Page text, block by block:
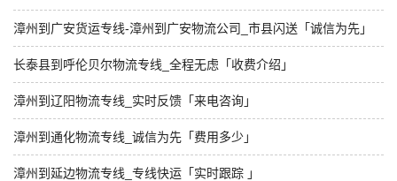
漳州到广安货运专线-漳州到广安物流公司_市县闪送「诚信为先」
长泰县到呼伦贝尔物流专线_全程无虑「收费介绍」
漳州到辽阳物流专线_实时反馈「来电咨询」
漳州到通化物流专线_诚信为先「费用多少」
漳州到延边物流专线_专线快运「实时跟踪 」